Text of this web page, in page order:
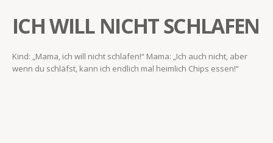
ICH WILL NICHT SCHLAFEN
Kind: „Mama, ich will nicht schlafen!“ Mama: „Ich auch nicht, aber
wenn du schläfst, kann ich endlich mal heimlich Chips essen!“